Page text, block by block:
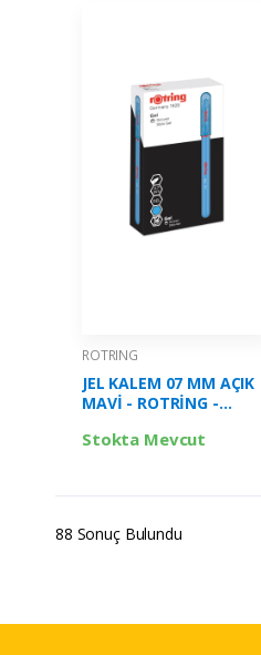
ROTRING
JEL KALEM 07 MM AÇIK
MAVİ - ROTRİNG -
Stokta Mevcut
88 Sonuç Bulundu